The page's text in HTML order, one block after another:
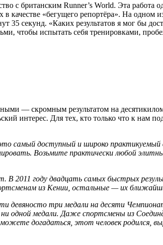
с британским Runner’s World. Эта работа
в качестве «бегущего репортёра». На
секунд. «Каких результатов я мог бы
чтобы испытать себя тренировками,
— скромным результатом на
интерес. Для тех, кто только что к нам
самый доступный и широко практикуемый
Возьмите практически любой
2011 году двадцать самых быстрых
из Кении, остальные — их
девяносто три медали на десяти
одной медали. Даже спортсмены из
догадаться, этот человек родился,